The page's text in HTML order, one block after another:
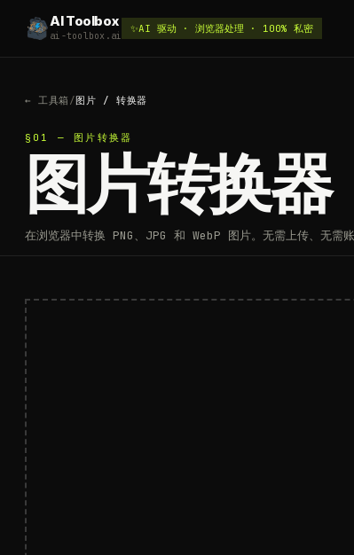
AI Toolbox
ai-toolbox.ai
✨AI 驱动 · 浏览器处理 · 100% 私密
←工具箱/ 图片 /转换器
§01 — 图片转换器
图片转换器
在浏览器中转换 PNG、JPG 和 WebP 图片。无需上传、无需账